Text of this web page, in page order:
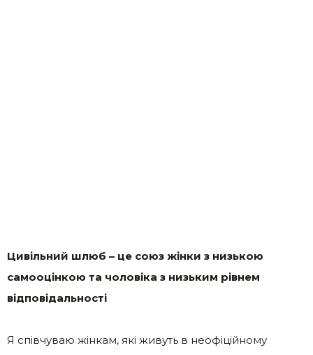
Цивільний шлюб – це союз жінки з низькою
самооцінкою та чоловіка з низьким рівнем
відповідальності
Я співчуваю жінкам, які живуть в неофіційному